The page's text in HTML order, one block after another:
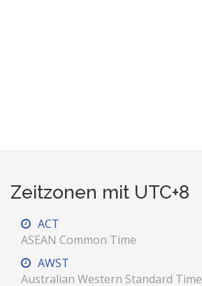
Zeitzonen mit UTC+8
ACT
ASEAN Common Time
AWST
Australian Western Standard Time